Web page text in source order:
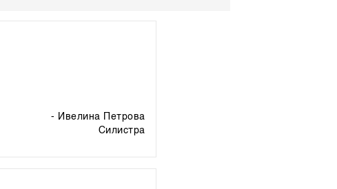
- Ивелина Петрова
силистра